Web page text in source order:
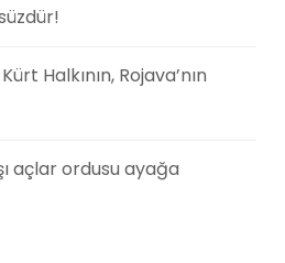
Halkının, Rojava’nın
açlar ordusu ayağa